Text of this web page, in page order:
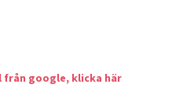
google, klicka här